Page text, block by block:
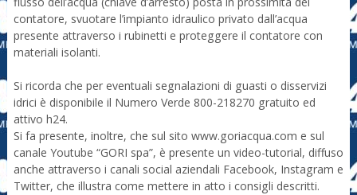
contatore, svuotare l’impianto idraulico privato dall’acqua
presente attraverso i rubinetti e proteggere il contatore con
materiali isolanti.
Si ricorda che per eventuali segnalazioni di guasti o disservizi
idrici è disponibile il Numero Verde 800-218270 gratuito ed
attivo h24.
Si fa presente, inoltre, che sul sito www.goriacqua.com e sul
canale Youtube “GORI spa”, è presente un video-tutorial, diffuso
anche attraverso i canali social aziendali Facebook, Instagram e
Twitter, che illustra come mettere in atto i consigli descritti.